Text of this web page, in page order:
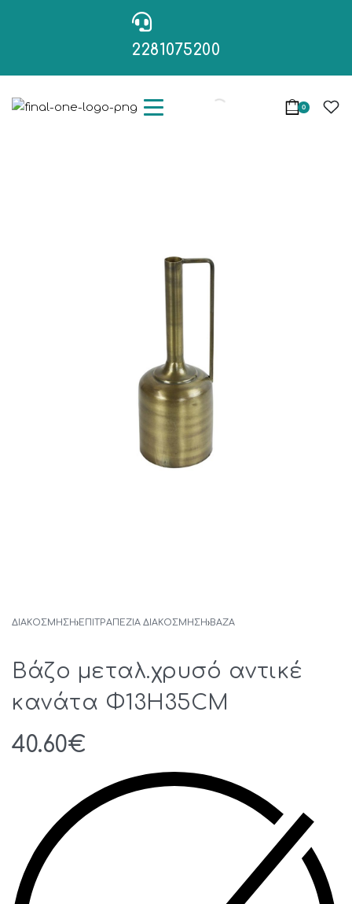
2281075200
0
ΔΙΑΚΟΣΜΗΣΗ›ΕΠΙΤΡΑΠΕΖΙΑ ΔΙΑΚΟΣΜΗΣΗ›ΒΆΖΑ
Βάζο μεταλ.χρυσό αντικέ
κανάτα Φ13Η35CM
40.60€